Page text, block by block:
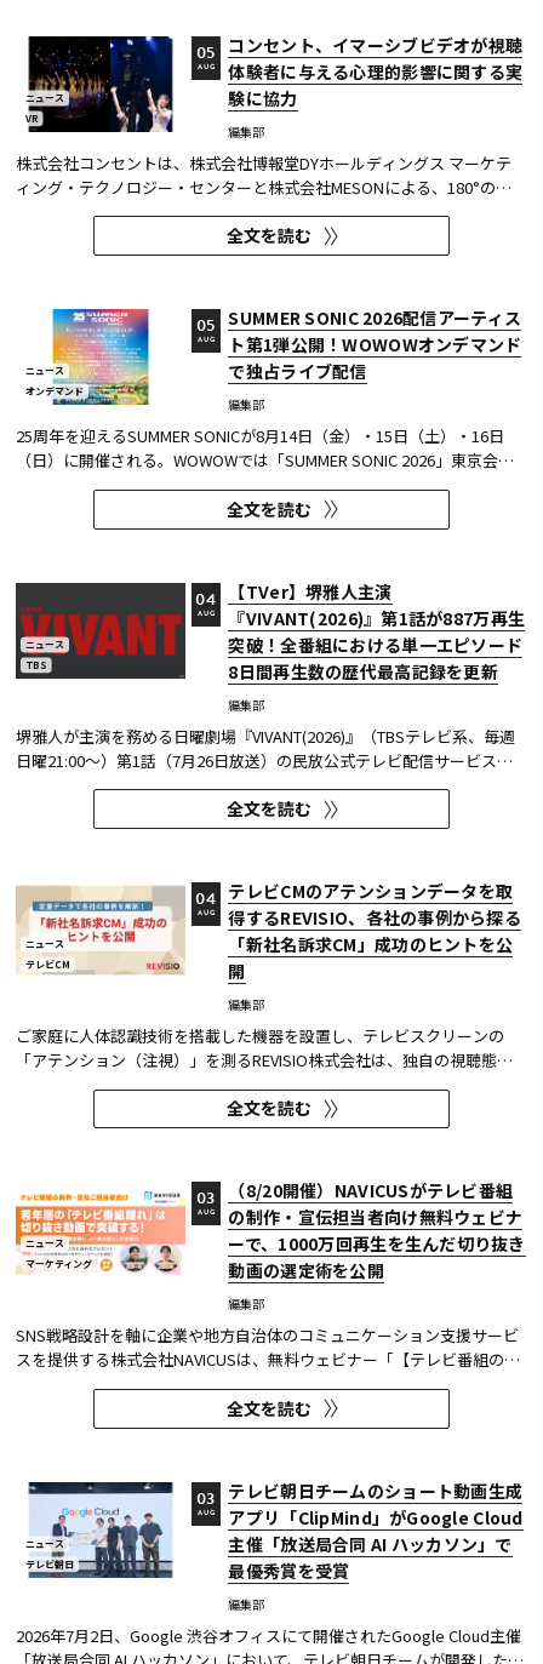
ニュース
VR
コンセント、イマーシブビデオが視聴
体験者に与える心理的影響に関する実
験に協力
編集部
05
AUG
株式会社コンセントは、株式会社博報堂DYホールディングス マーケテ
ィング・テクノロジー・センターと株式会社MESONによる、180°の視
野角のImmersive Video（以下、イマーシブビデオ）を実験刺激に用い
た心理実験に協力し、そのプレプリント論文が2026年6月8日にarXivで
公開された。 本実験は、イマーシブビデオの撮影距離が体験者の「そ...
全文を読む
ニュース
オンデマンド
SUMMER SONIC 2026配信アーティス
ト第1弾公開！WOWOWオンデマンド
で独占ライブ配信
編集部
05
AUG
25周年を迎えるSUMMER SONICが8月14日（金）・15日（土）・16日
（日）に開催される。WOWOWでは「SUMMER SONIC 2026」東京会場
のZOZOマリンスタジアムと幕張メッセから、マリンステージ、マウン
テンステージ、ソニックステージ、パシフィックステージの模様を、3
日間にわたりWOWOWオンデマンドで独占ライブ配信する。 今回、配信
全文を読む
ニュース
TBS
【TVer】堺雅人主演
『VIVANT(2026)』第1話が887万再生
突破！全番組における単一エピソード
8日間再生数の歴代最高記録を更新
編集部
04
AUG
堺雅人が主演を務める日曜劇場『VIVANT(2026)』（TBSテレビ系、毎週
日曜21:00～）第1話（7月26日放送）の民放公式テレビ配信サービス
「TVer（ティーバー）」における8日間再生数が887万（※1）を突破し
1週間の配信を行っているため、番組の再生数は配信開始日と配信終了...
全文を読む
ニュース
テレビCM
テレビCMのアテンションデータを取
得するREVISIO、各社の事例から探る
「新社名訴求CM」成功のヒントを公
開
編集部
04
AUG
ご家庭に人体認識技術を搭載した機器を設置し、テレビスクリーンの
「アテンション（注視）」を測るREVISIO株式会社は、独自の視聴態勢
データを基に「社名変更」にまつわるCMを分析した結果を公開した。
分析結果の詳細は、お役立ち資料『定量データで分析! 「新社名」認知
を狙う！～ 社名変更CMを出稿タイミング×クリエイティブ5分類で徹...
全文を読む
ニュース
マーケティング
（8/20開催）NAVICUSがテレビ番組
の制作・宣伝担当者向け無料ウェビナ
ーで、1000万回再生を生んだ切り抜き
動画の選定術を公開
編集部
03
AUG
SNS戦略設計を軸に企業や地方自治体のコミュニケーション支援サービ
スを提供する株式会社NAVICUSは、無料ウェビナー「【テレビ番組の制
作・宣伝ご担当者向け】若年層の『テレビ番組離れ』は切り抜き動画で
突破する！1000万回再生連発の選定術と、よくある落とし穴を紹介」
を、2026年8月20日（木）に開催する。 同ウェビナーでは、TikTok・...
全文を読む
ニュース
テレビ朝日
テレビ朝日チームのショート動画生成
アプリ「ClipMind」がGoogle Cloud
主催「放送局合同 AI ハッカソン」で
最優秀賞を受賞
編集部
03
AUG
2026年7月2日、Google 渋谷オフィスにて開催されたGoogle Cloud主催